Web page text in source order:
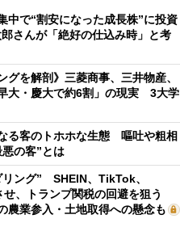
中で“割安になった成長株”に投資
さんが「絶好の仕込み時」と考
グを解剖》三菱商事、三井物産、
大・慶大で約6割」の現実 3大学
る客のトホホな生態 嘔吐や粗相
の客”とは
ング” SHEIN、TikTok、
、トランプ関税の回避を狙う
農業参入・土地取得への懸念も